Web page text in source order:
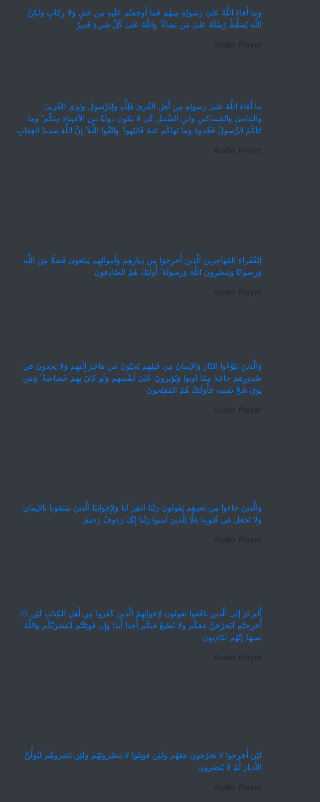
وَما أَفاءَ اللَّهُ عَلىٰ رَسولِهِ مِنهُم فَما أَوجَفتُم عَلَيهِ مِن خَيلٍ وَلا رِكابٍ وَلٰكِنَّ
اللَّهَ يُسَلِّطُ رُسُلَهُ عَلىٰ مَن يَشاءُ ۚ وَاللَّهُ عَلىٰ كُلِّ شَيءٍ قَديرٌ
Audio Player
ما أَفاءَ اللَّهُ عَلىٰ رَسولِهِ مِن أَهلِ القُرىٰ فَلِلَّهِ وَلِلرَّسولِ وَلِذِي القُربىٰ
وَاليَتامىٰ وَالمَساكينِ وَابنِ السَّبيلِ كَي لا يَكونَ دولَةً بَينَ الأَغنِياءِ مِنكُم ۚ وَما
آتاكُمُ الرَّسولُ فَخُذوهُ وَما نَهاكُم عَنهُ فَانتَهوا ۚ وَاتَّقُوا اللَّهَ ۖ إِنَّ اللَّهَ شَديدُ العِقابِ
Audio Player
لِلفُقَراءِ المُهاجِرينَ الَّذينَ أُخرِجوا مِن دِيارِهِم وَأَموالِهِم يَبتَغونَ فَضلًا مِنَ اللَّهِ
وَرِضوانًا وَيَنصُرونَ اللَّهَ وَرَسولَهُ ۚ أُولٰئِكَ هُمُ الصّادِقونَ
Audio Player
وَالَّذينَ تَبَوَّءُوا الدّارَ وَالإيمانَ مِن قَبلِهِم يُحِبّونَ مَن هاجَرَ إِلَيهِم وَلا يَجِدونَ في
صُدورِهِم حاجَةً مِمّا أوتوا وَيُؤثِرونَ عَلىٰ أَنفُسِهِم وَلَو كانَ بِهِم خَصاصَةٌ ۚ وَمَن
يوقَ شُحَّ نَفسِهِ فَأُولٰئِكَ هُمُ المُفلِحونَ
Audio Player
وَالَّذينَ جاءوا مِن بَعدِهِم يَقولونَ رَبَّنَا اغفِر لَنا وَلِإِخوانِنَا الَّذينَ سَبَقونا بِالإيمانِ
وَلا تَجعَل في قُلوبِنا غِلًّا لِلَّذينَ آمَنوا رَبَّنا إِنَّكَ رَءوفٌ رَحيمٌ
Audio Player
۞ أَلَم تَرَ إِلَى الَّذينَ نافَقوا يَقولونَ لِإِخوانِهِمُ الَّذينَ كَفَروا مِن أَهلِ الكِتابِ لَئِن
أُخرِجتُم لَنَخرُجَنَّ مَعَكُم وَلا نُطيعُ فيكُم أَحَدًا أَبَدًا وَإِن قوتِلتُم لَنَنصُرَنَّكُم وَاللَّهُ
يَشهَدُ إِنَّهُم لَكاذِبونَ
Audio Player
لَئِن أُخرِجوا لا يَخرُجونَ مَعَهُم وَلَئِن قوتِلوا لا يَنصُرونَهُم وَلَئِن نَصَروهُم لَيُوَلُّنَّ
الأَدبارَ ثُمَّ لا يُنصَرونَ
Audio Player